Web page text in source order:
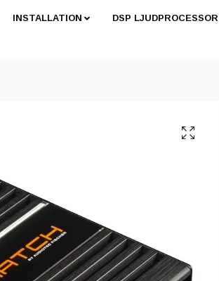
INSTALLATION DSP LJUDPROCESSOR